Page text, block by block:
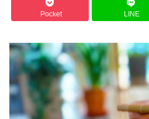
Pocket LINE